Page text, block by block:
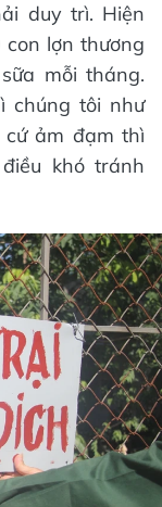
duy trì. Hiện
lợn thương
mỗi tháng.
chúng tôi như
ảm đạm thì
khó tránh